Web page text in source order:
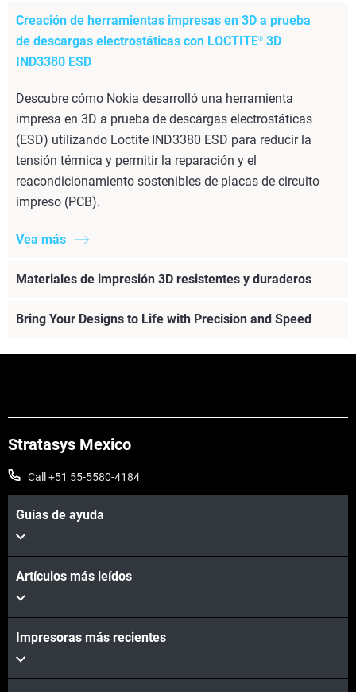
Creación de herramientas impresas en 3D a prueba
de descargas electrostáticas con LOCTITE® 3D
IND3380 ESD
Descubre cómo Nokia desarrolló una herramienta
impresa en 3D a prueba de descargas electrostáticas
(ESD) utilizando Loctite IND3380 ESD para reducir la
tensión térmica y permitir la reparación y el
reacondicionamiento sostenibles de placas de circuito
impreso (PCB).
Vea más
Materiales de impresión 3D resistentes y duraderos
Vea más
Bring Your Designs to Life with Precision and Speed
Vea más
Stratasys Mexico
Call +51 55-5580-4184
Guías de ayuda
Artículos más leídos
Impresoras más recientes